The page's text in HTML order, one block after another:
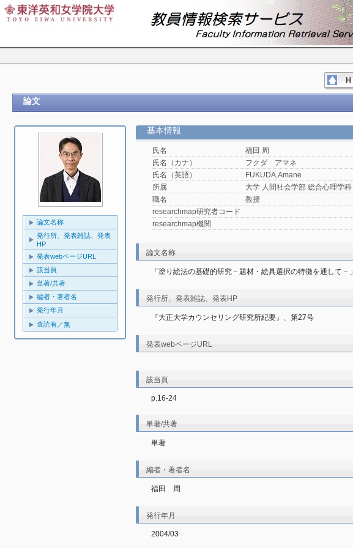
論文
論文名称
発行所、発表雑誌、発表
HP
発表webページURL
該当頁
単著/共著
編者・著者名
発行年月
査読有／無
基本情報
氏名
福田 周
氏名（カナ）
フクダ アマネ
氏名（英語）
FUKUDA,Amane
所属
大学 人間社会学部 総合心理学科
職名
教授
researchmap研究者コード
researchmap機関
論文名称
「塗り絵法の基礎的研究－題材・絵具選択の特徴を通して－」
発行所、発表雑誌、発表HP
『大正大学カウンセリング研究所紀要』、第27号
発表webページURL
該当頁
p.16-24
単著/共著
単著
編者・著者名
福田　周
発行年月
2004/03